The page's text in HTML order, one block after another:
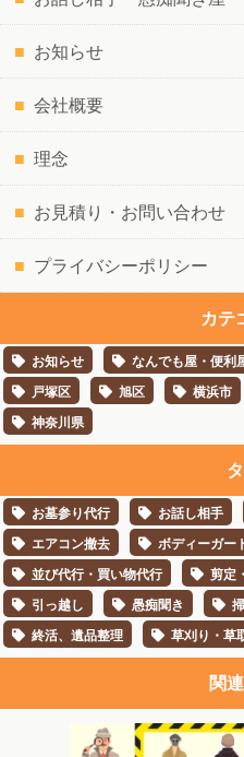
お知らせ
会社概要
理念
お見積り・お問い合わせ
プライバシーポリシー
カテ
お知らせ なんでも屋・便利
戸塚区
旭区 横浜市
神奈川県
お墓参り代行 お話し相手
エアコン撤去
ボディーガー
並び代行・買い物代行
剪定
引っ越し
愚痴聞き
終活、遺品整理
草刈り・草
関